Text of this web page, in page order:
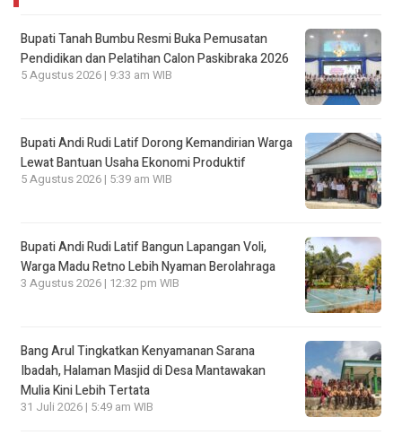
Bupati Tanah Bumbu Resmi Buka Pemusatan
Pendidikan dan Pelatihan Calon Paskibraka 2026
5 Agustus 2026 | 9:33 am WIB
Bupati Andi Rudi Latif Dorong Kemandirian Warga
Lewat Bantuan Usaha Ekonomi Produktif
5 Agustus 2026 | 5:39 am WIB
Bupati Andi Rudi Latif Bangun Lapangan Voli,
Warga Madu Retno Lebih Nyaman Berolahraga
3 Agustus 2026 | 12:32 pm WIB
Bang Arul Tingkatkan Kenyamanan Sarana
Ibadah, Halaman Masjid di Desa Mantawakan
Mulia Kini Lebih Tertata
31 Juli 2026 | 5:49 am WIB